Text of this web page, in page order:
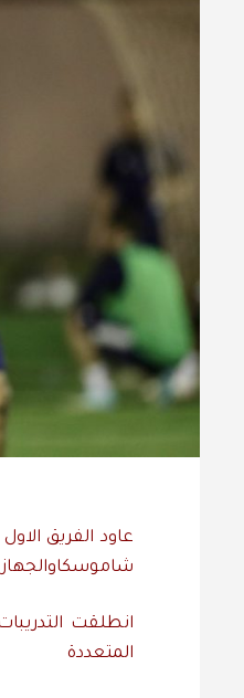
عاود الفريق الاول
شاموسكاوالجهاز
انطلقت
المتعددة